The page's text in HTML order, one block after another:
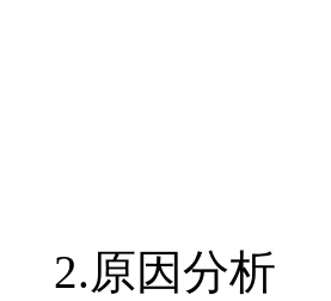
2.原因分析